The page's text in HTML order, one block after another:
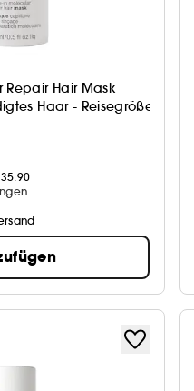
Hair Mask
Haar - Reisegröße
35.90